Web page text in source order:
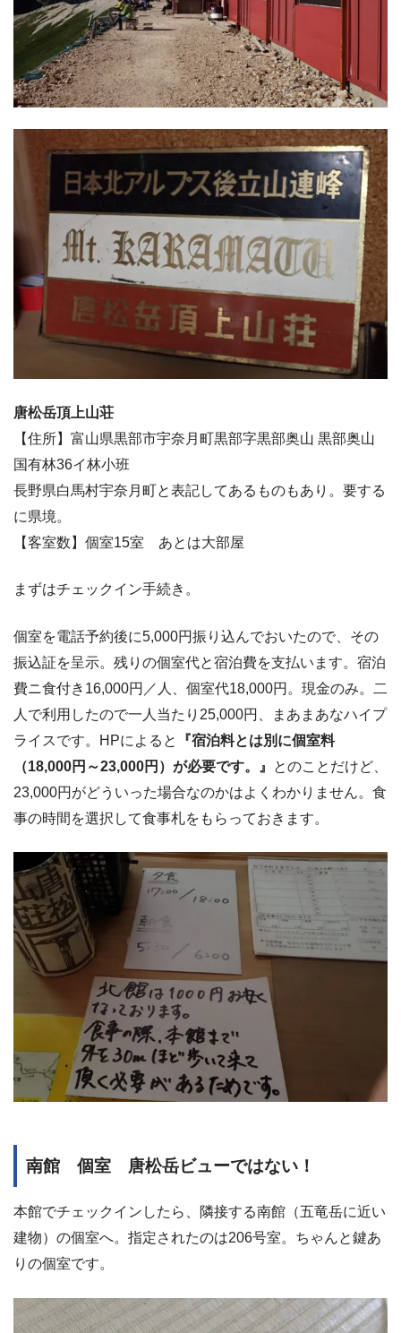
唐松岳頂上山荘
【住所】富山県黒部市宇奈月町黒部字黒部奥山 黒部奥山
国有林36イ林小班
長野県白馬村宇奈月町と表記してあるものもあり。要する
に県境。
【客室数】個室15室 あとは大部屋
まずはチェックイン手続き。
個室を電話予約後に5,000円振り込んでおいたので、その
振込証を呈示。残りの個室代と宿泊費を支払います。宿泊
費ニ食付き16,000円／人、個室代18,000円。現金のみ。二
人で利用したので一人当たり25,000円、まあまあなハイプ
ライスです。HPによると
『宿泊料とは別に個室料
（18,000円～23,000円）が必要です。』
とのことだけど、
23,000円がどういった場合なのかはよくわかりません。食
事の時間を選択して食事札をもらっておきます。
南館 個室 唐松岳ビューではない！
本館でチェックインしたら、隣接する南館（五竜岳に近い
建物）の個室へ。指定されたのは206号室。ちゃんと鍵あ
りの個室です。